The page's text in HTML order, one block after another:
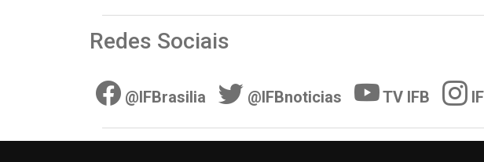
Redes Sociais
@IFBrasilia @IFBnoticias TV IFB